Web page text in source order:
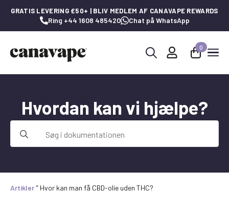
GRATIS LEVERING £50+ | BLIV MEDLEM AF CANAVAPE REWARDS
Ring +44 1608 485420 Chat på WhatsApp
0
Hvordan kan vi hjælpe?
efter:
Artikler " Hvor kan man få CBD-olie uden THC?